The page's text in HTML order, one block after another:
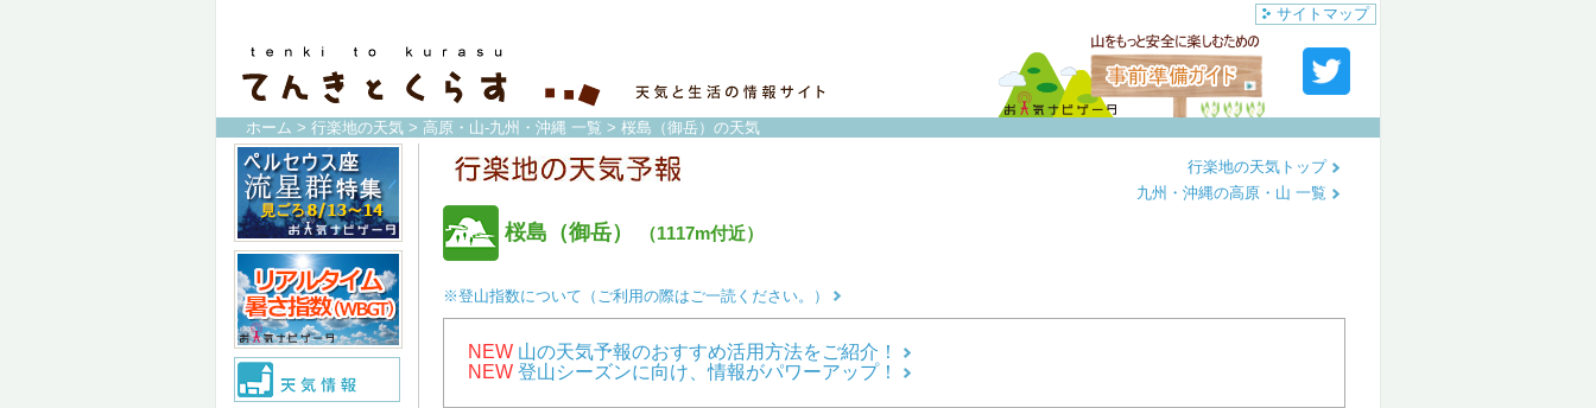
サイトマップ
ホーム > 行楽地の天気 > 高原・山-九州・沖縄 一覧 > 桜島（御岳）の天気
桜島（御岳） （1117m付近）
行楽地の天気トップ
九州・沖縄の高原・山 一覧
※登山指数について（ご利用の際はご一読ください。）
NEW 山の天気予報のおすすめ活用方法をご紹介！
NEW 登山シーズンに向け、情報がパワーアップ！